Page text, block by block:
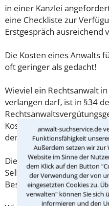
anwalt-suchservice.de
Funktionsfähigkeit
Außerdem setzen wir
Website im Sinne der
dem Klick auf den Button
der Verwendung der von
eingesetzten Cookies zu.
verwalten" können Sie sich
informieren und den
in einer Kanzlei
eine Checkliste zur
Erstgespräch ausreichend
Die Kosten eines Anwalts
oft geringer als gedacht!
Wieviel ein Rechtsanwalt
verlangen darf, ist in §34
Kosten für das erste
demnach maximal 190,00
Diese Regelung gilt jedoch
Selbstständige oder
Beschränkung nicht.